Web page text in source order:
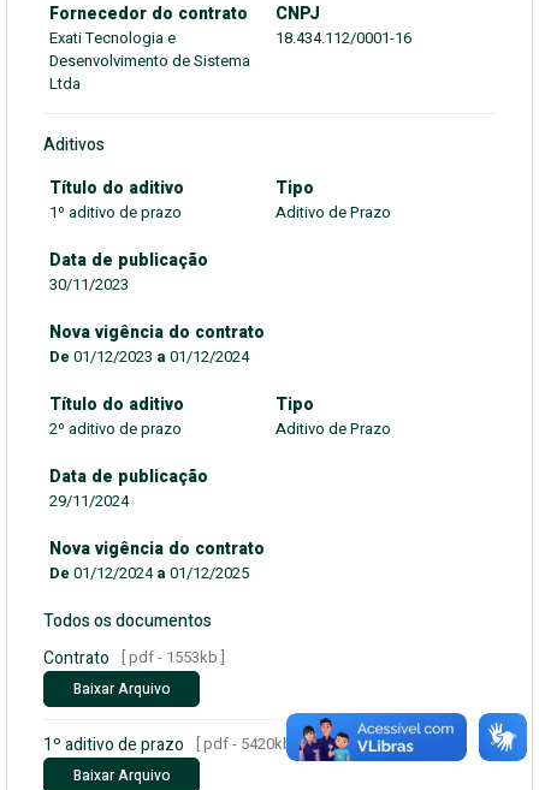
Fornecedor do contrato
Exati Tecnologia e
Desenvolvimento de Sistema
Ltda
CNPJ
18.434.112/0001-16
Aditivos
Título do aditivo
1º aditivo de prazo
Tipo
Aditivo de Prazo
Data de publicação
30/11/2023
Nova vigência do contrato
De 01/12/2023 a 01/12/2024
Título do aditivo
2º aditivo de prazo
Tipo
Aditivo de Prazo
Data de publicação
29/11/2024
Nova vigência do contrato
De 01/12/2024a 01/12/2025
Todos os documentos
Contrato [ pdf - 1553kb ]
Baixar Arquivo
1º aditivo de prazo [ pdf - 5420kb ]
Baixar Arquivo